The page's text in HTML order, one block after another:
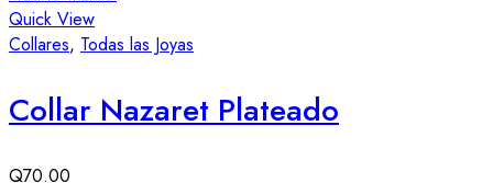
Quick View
Collares, Todas las Joyas
Collar Nazaret Plateado
Q70.00